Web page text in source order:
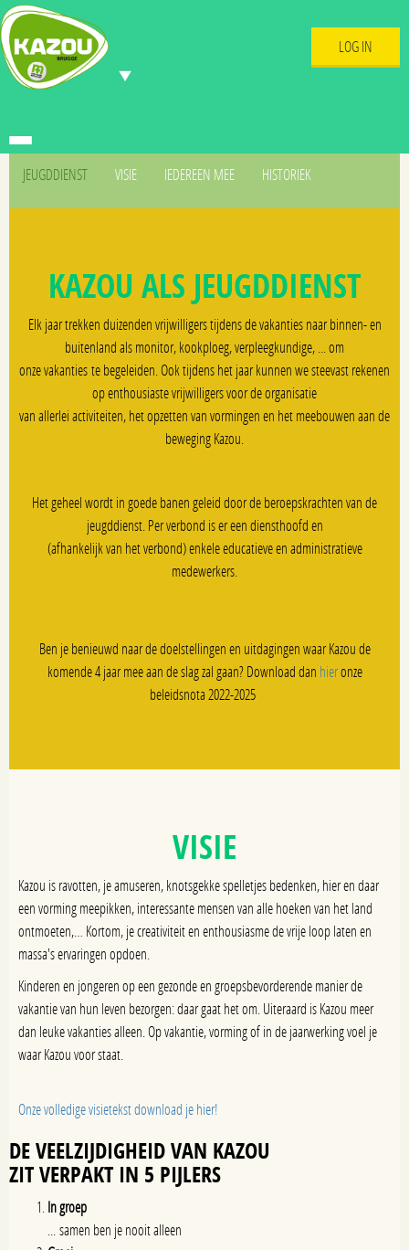
LOG IN
JEUGDDIENST VISIE IEDEREEN MEE HISTORIEK
KAZOU ALS JEUGDDIENST
Elk jaar trekken duizenden vrijwilligers tijdens de vakanties naar binnen- en
buitenland als monitor, kookploeg, verpleegkundige, ... om
onze vakanties te begeleiden. Ook tijdens het jaar kunnen we steevast rekenen
op enthousiaste vrijwilligers voor de organisatie
van allerlei activiteiten, het opzetten van vormingen en het meebouwen aan de
beweging Kazou.
Het geheel wordt in goede banen geleid door de beroepskrachten van de
jeugddienst. Per verbond is er een diensthoofd en
(afhankelijk van het verbond) enkele educatieve en administratieve
medewerkers.
Ben je benieuwd naar de doelstellingen en uitdagingen waar Kazou de
komende 4 jaar mee aan de slag zal gaan? Download dan hieronze
beleidsnota 2022-2025
VISIE
Kazou is ravotten, je amuseren, knotsgekke spelletjes bedenken, hier en daar
een vorming meepikken, interessante mensen van alle hoeken van het land
ontmoeten,… Kortom, je creativiteit en enthousiasme de vrije loop laten en
massa's ervaringen opdoen.
Kinderen en jongeren op een gezonde en groepsbevorderende manier de
vakantie van hun leven bezorgen: daar gaat het om. Uiteraard is Kazou meer
dan leuke vakanties alleen. Op vakantie, vorming of in de jaarwerking voel je
waar Kazou voor staat.
Onze volledige visietekst download je hier!
DE VEELZIJDIGHEID VAN KAZOU
ZIT VERPAKT IN 5 PIJLERS
In groep
... samen ben je nooit alleen